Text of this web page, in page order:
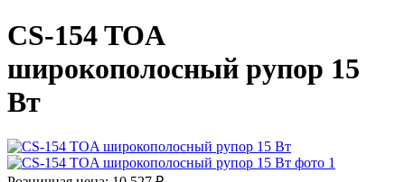
CS-154 TOA
широкополосный рупор 15
Вт